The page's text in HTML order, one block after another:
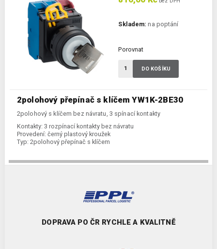
2polohový přepínač s klíčem YW1K-2BE30
2polohový s klíčem bez návratu, 3 spínací kontakty
Kontakty: 3 rozpínací kontakty bez návratu
Provedení: černý plastový kroužek
Typ: 2polohový přepínač s klíčem
Skladem: na poptání
Porovnat
DO KOŠÍKU
DOPRAVA PO ČR RYCHLE A KVALITNĚ